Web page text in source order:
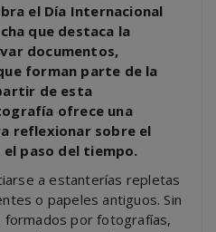
el Día Internacional
que destaca la
documentos,
forman parte de la
de esta
ofrece una
reflexionar sobre el
paso del tiempo.
a estanterías repletas
o papeles antiguos. Sin
formados por fotografías,